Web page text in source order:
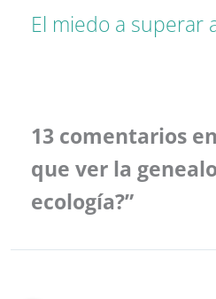
El miedo a superar
13 comentarios
que ver la
ecología?”